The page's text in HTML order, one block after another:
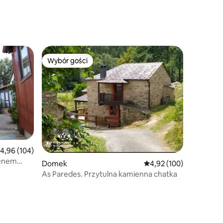
ocena: 4,96 na 5, liczba recenzji: 104
4,96 (104)
Wybór gości
Wybór gości
Domek Średnia ocena: 4,92
4,92 (100)
As Paredes. Przytulna kamienna chatka